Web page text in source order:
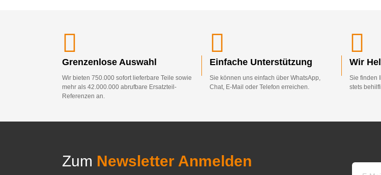
Grenzenlose Auswahl
Wir bieten 750.000 sofort lieferbare Teile sowie
mehr als 42.000.000 abrufbare Ersatzteil-
Referenzen an.
Einfache Unterstützung
Sie können uns einfach über WhatsApp,
Chat, E-Mail oder Telefon erreichen.
Wir
Sie finden
stets
Zum Newsletter Anmelden